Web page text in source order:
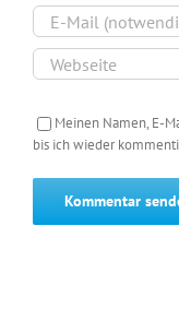
Meinen Namen, E-
bis ich wieder